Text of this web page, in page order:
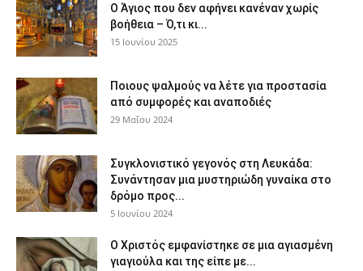
Ο Άγιος που δεν αφήνει κανέναν χωρίς
βοήθεια – Ό,τι κι...
15 Ιουνίου 2025
Ποιους ψαλμούς να λέτε για προστασία
από συμφορές και αναποδιές
29 Μαΐου 2024
Συγκλονιστικό γεγονός στη Λευκάδα:
Συνάντησαν μια μυστηριώδη γυναίκα στο
δρόμο προς...
5 Ιουνίου 2024
Ο Χριστός εμφανίστηκε σε μια αγιασμένη
γιαγιούλα και της είπε με...